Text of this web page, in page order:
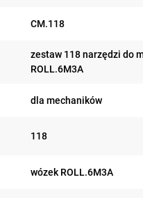
CM.118
zestaw 118 narzędzi do
ROLL.6M3A
dla mechaników
118
wózek ROLL.6M3A